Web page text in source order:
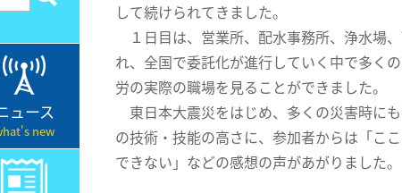
ュース
new
して続けられてきました。
１日目は、営業所、配水事務所、浄水場
れ、全国で委託化が進行していく中で多く
労の実際の職場を見ることができました。
東日本大震災をはじめ、多くの災害時に
の技術・技能の高さに、参加者からは「こ
できない」などの感想の声があがりました。